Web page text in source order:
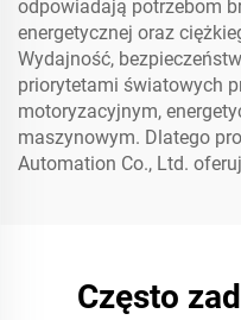
odpowiadają potrzebom
energetycznej oraz
Wydajność,
priorytetami światowych
motoryzacyjnym,
maszynowym. Dlatego
Automation Co., Ltd.
Często